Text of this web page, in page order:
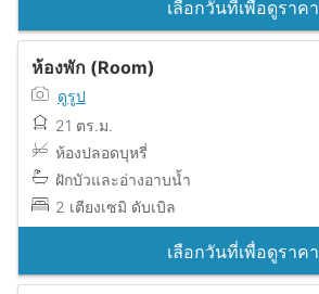
เลือกวันที่เพื่อดูราคา
ห้องพัก (Room)
ดูรูป
21 ตร.ม.
ห้องปลอดบุหรี่
ฝักบัวและอ่างอาบน้ำ
2 เตียงเซมิ ดับเบิล
เลือกวันที่เพื่อดูราคา